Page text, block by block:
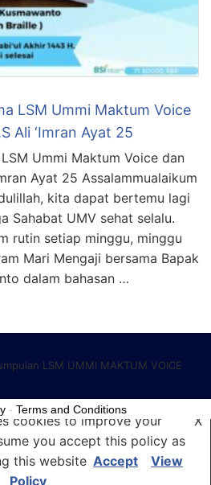
LSM Ummi Maktum Voice
Ali ‘Imran Ayat 25
Ummi Maktum Voice dan
Ayat 25 Assalammualaikum
kita dapat bertemu lagi
Sahabat UMV sehat selalu.
rutin setiap minggu, minggu
Mari Mengaji bersama Bapak
dalam bahasan …
LSM UMMI MAKTUM VOICE
cookies to improve your
you accept this policy as
this website
X
Accept
View
Policy
- Terms and Conditions